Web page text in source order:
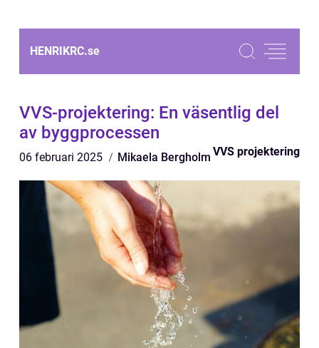
HENRIKRC.se
VVS-projektering: En väsentlig del
av byggprocessen
06 februari 2025 Mikaela Bergholm VVS projektering